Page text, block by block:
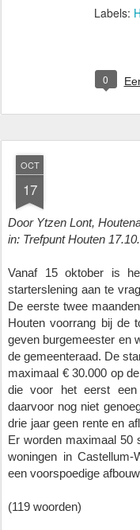
Labels:
0
OCT
17
Door Ytzen Lont,
in: Trefpunt Houten
Vanaf 15 oktober is
starterslening aan te
De eerste twee
Houten voorrang bij de
geven burgemeester en
de gemeenteraad. De
maximaal € 30.000 op
die voor het eerst een
daarvoor nog niet
drie jaar geen rente en
Er worden maximaal 50
woningen in Castellum-
een voorspoedige
(119 woorden)